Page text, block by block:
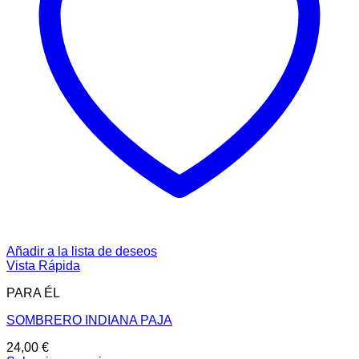
Añadir a la lista de deseos
Vista Rápida
PARA ÉL
SOMBRERO INDIANA PAJA
24,00 €